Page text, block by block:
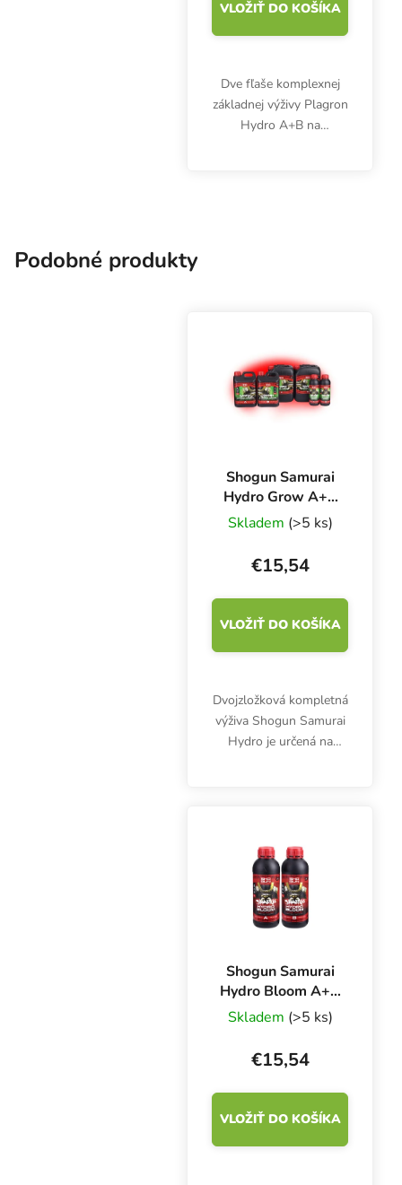
VLOŽIŤ DO KOŠÍKA
Dve fľaše komplexnej
základnej výživy Plagron
Hydro A+B na
Podobné produkty
Shogun Samurai
Hydro Grow A+B
1 l, základné
hnojivo pre HW
rast
Skladem (>5 ks)
€15,54
VLOŽIŤ DO KOŠÍKA
Dvojzložková kompletná
výživa Shogun Samurai
Hydro je určená na
úžasný vegetačný rast a
kvitnutie....
Shogun Samurai
Hydro Bloom A+B
1 l, základné
hnojivo pre
kvetinový HW
Skladem (>5 ks)
€15,54
VLOŽIŤ DO KOŠÍKA